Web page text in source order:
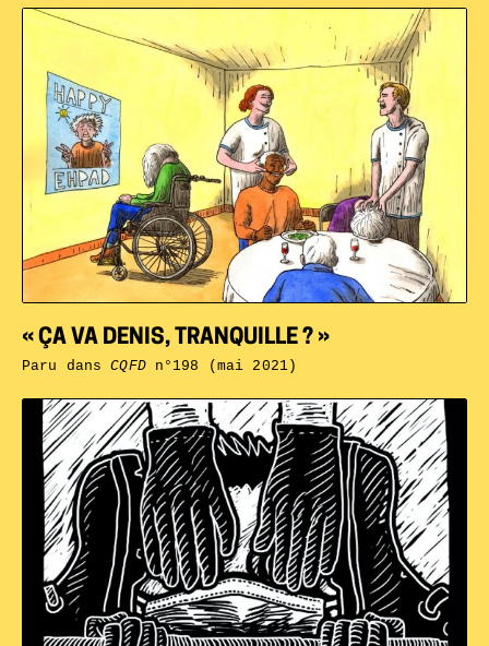
« ÇA VA DENIS, TRANQUILLE ? »
Paru dansCQFDn°198 (mai 2021)